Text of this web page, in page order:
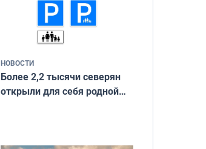
НОВОСТИ
Более 2,2 тысячи северян
открыли для себя родной